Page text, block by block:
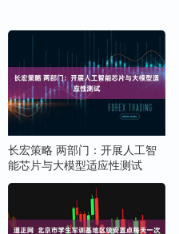
长宏策略 两部门：开展人工智
能芯片与大模型适应性测试